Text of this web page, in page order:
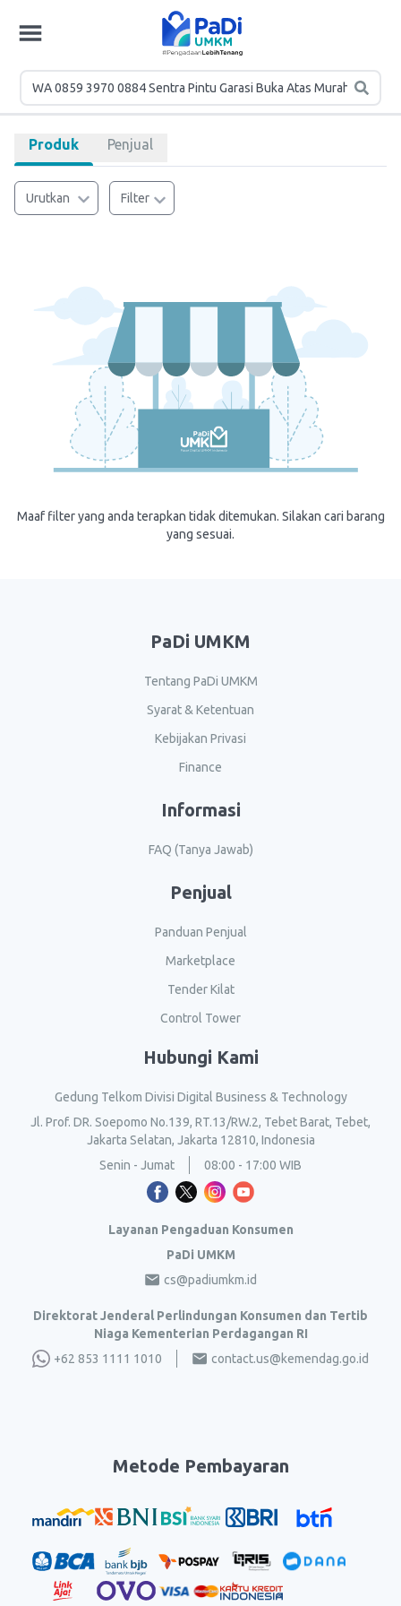
Produk Penjual
Urutkan Filter
Maaf filter yang anda terapkan tidak ditemukan. Silakan cari barang
yang sesuai.
PaDi UMKM
Tentang PaDi UMKM
Syarat & Ketentuan
Kebijakan Privasi
Finance
Informasi
FAQ (Tanya Jawab)
Penjual
Panduan Penjual
Marketplace
Tender Kilat
Control Tower
Hubungi Kami
Gedung Telkom Divisi Digital Business & Technology
Jl. Prof. DR. Soepomo No.139, RT.13/RW.2, Tebet Barat, Tebet,
Jakarta Selatan, Jakarta 12810, Indonesia
Senin - Jumat
08:00 - 17:00 WIB
Layanan Pengaduan Konsumen
PaDi UMKM
cs@padiumkm.id
Direktorat Jenderal Perlindungan Konsumen dan Tertib
Niaga Kementerian Perdagangan RI
+62 853 1111 1010
contact.us@kemendag.go.id
Metode Pembayaran